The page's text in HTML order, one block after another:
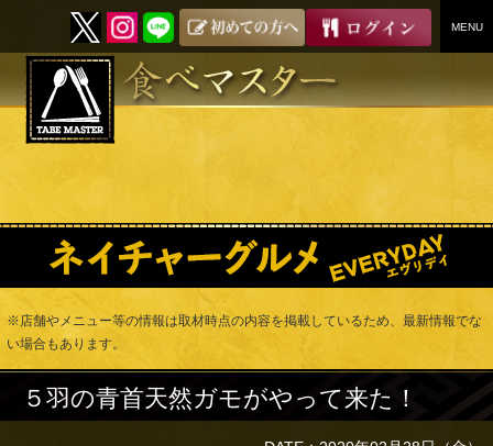
MENU
SKIP
※店舗やメニュー等の情報は取材時点の内容を掲載しているため、最新情報でな
い場合もあります。
５羽の青首天然ガモがやって来た！